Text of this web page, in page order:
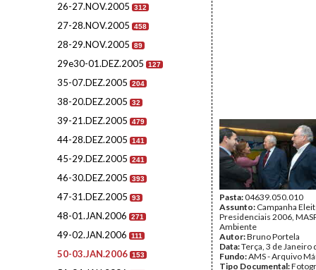
26-27.NOV.2005 312
27-28.NOV.2005 458
28-29.NOV.2005 89
29e30-01.DEZ.2005 127
35-07.DEZ.2005 204
38-20.DEZ.2005 32
39-21.DEZ.2005 479
44-28.DEZ.2005 141
45-29.DEZ.2005 241
46-30.DEZ.2005 393
47-31.DEZ.2005 93
48-01.JAN.2006 271
49-02.JAN.2006 111
50-03.JAN.2006 153
Pasta:04639.050.010
Assunto: Campanha
Presidenciais 2006,
Ambiente
Autor:Bruno Portela
Data:Terça, 3 de Janeiro
Fundo:AMS - Arquivo
Tipo Documental: